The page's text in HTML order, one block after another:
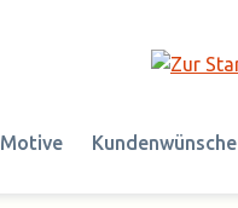
Motive Kundenwünsche